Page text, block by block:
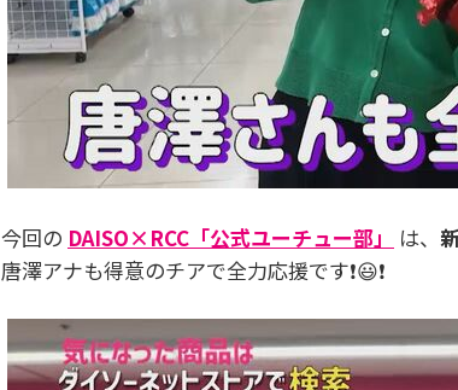
今回の DAISO×RCC「公式ユーチュー部」 は、
唐澤アナも得意のチアで全力応援です❗😃❗